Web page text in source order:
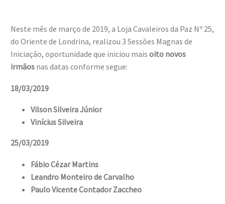
Neste mês de março de 2019, a Loja Cavaleiros da Paz Nº 25,
do Oriente de Londrina, realizou 3 Sessões Magnas de
Iniciação, oportunidade que iniciou mais oito novos
irmãos nas datas conforme segue:
18/03/2019
Vilson Silveira Júnior
Vinícius Silveira
25/03/2019
Fábio Cézar Martins
Leandro Monteiro de Carvalho
Paulo Vicente Contador Zaccheo